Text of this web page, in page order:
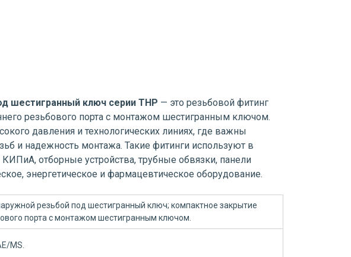
шестигранный ключ серии THP — это резьбовой фитинг
резьбового порта с монтажом шестигранным ключом.
давления и технологических линиях, где важны
и надежность монтажа. Такие фитинги используют в
отборные устройства, трубные обвязки, панели
энергетическое и фармацевтическое оборудование.
резьбой под шестигранный ключ; компактное закрытие
порта с монтажом шестигранным ключом.
MS.